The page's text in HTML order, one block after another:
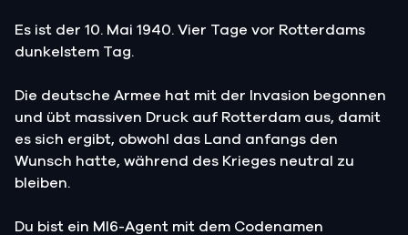
Es ist der 10. Mai 1940. Vier Tage vor Rotterdams
dunkelstem Tag.
Die deutsche Armee hat mit der Invasion begonnen
und übt massiven Druck auf Rotterdam aus, damit
es sich ergibt, obwohl das Land anfangs den
Wunsch hatte, während des Krieges neutral zu
bleiben.
Du bist ein MI6-Agent mit dem Codenamen